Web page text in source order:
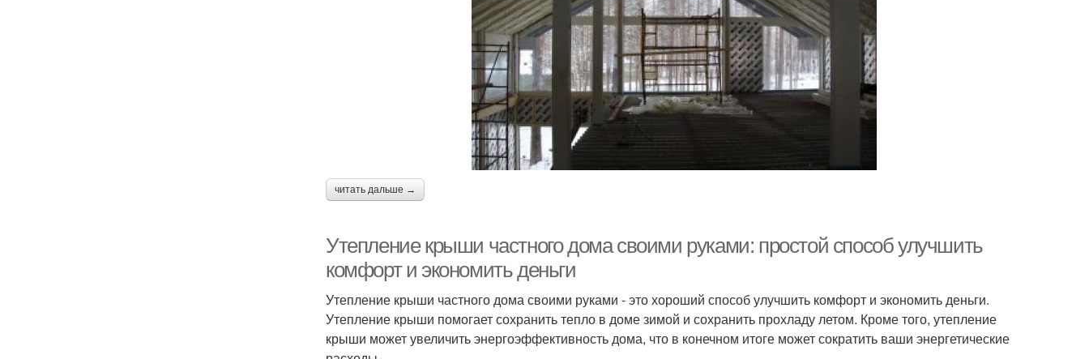
читать дальше →
Утепление крыши частного дома своими руками: простой способ улучшить
комфорт и экономить деньги
Утепление крыши частного дома своими руками - это хороший способ улучшить комфорт и экономить деньги.
Утепление крыши помогает сохранить тепло в доме зимой и сохранить прохладу летом. Кроме того, утепление
крыши может увеличить энергоэффективность дома, что в конечном итоге может сократить ваши энергетические